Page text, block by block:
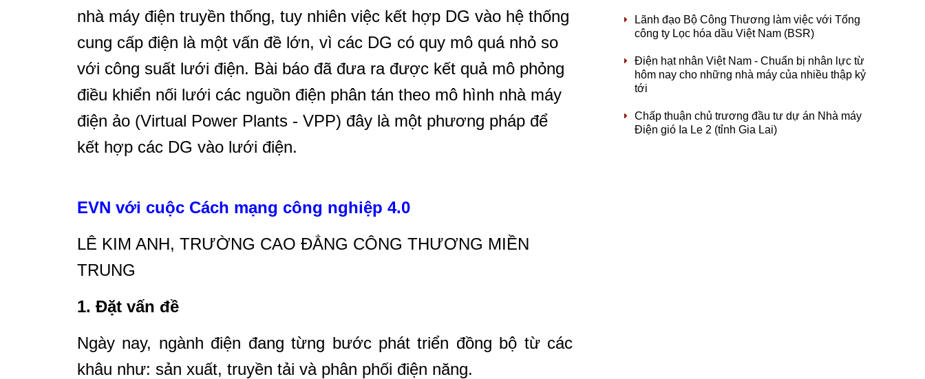
nhà máy điện truyền thống, tuy nhiên việc kết hợp DG vào hệ thống
cung cấp điện là một vấn đề lớn, vì các DG có quy mô quá nhỏ so
với công suất lưới điện. Bài báo đã đưa ra được kết quả mô phỏng
điều khiển nối lưới các nguồn điện phân tán theo mô hình nhà máy
điện ảo (Virtual Power Plants - VPP) đây là một phương pháp để
kết hợp các DG vào lưới điện.
EVN với cuộc Cách mạng công nghiệp 4.0
LÊ KIM ANH, TRƯỜNG CAO ĐẲNG CÔNG THƯƠNG MIỀN
TRUNG
1. Đặt vấn đề
Ngày nay, ngành điện đang từng bước phát triển đồng bộ từ các
khâu như: sản xuất, truyền tải và phân phối điện năng.
Lãnh đạo Bộ Công Thương làm việc với Tổng
công ty Lọc hóa dầu Việt Nam (BSR)
Điện hạt nhân Việt Nam - Chuẩn bị nhân lực từ
hôm nay cho những nhà máy của nhiều thập kỷ
tới
Chấp thuận chủ trương đầu tư dự án Nhà máy
Điện gió Ia Le 2 (tỉnh Gia Lai)